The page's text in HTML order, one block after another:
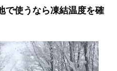
で使うなら凍結温度を確